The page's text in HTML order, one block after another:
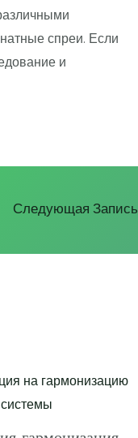
спреи. Если
и
Следующая